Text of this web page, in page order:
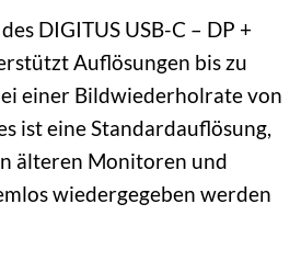
DIGITUS USB-C – DP +
Auflösungen bis zu
einer Bildwiederholrate von
ist eine Standardauflösung,
älteren Monitoren und
wiedergegeben werden